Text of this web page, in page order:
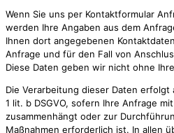
Wenn Sie uns per Kontaktformular
werden Ihre Angaben aus dem
Ihnen dort angegebenen
Anfrage und für den Fall von
Diese Daten geben wir nicht ohne
Die Verarbeitung dieser Daten
1 lit. b DSGVO, sofern Ihre Anfrage
zusammenhängt oder zur
Maßnahmen erforderlich ist. In allen